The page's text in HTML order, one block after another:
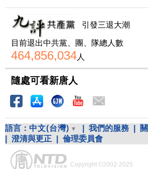
引發三退大潮
目前退出中共黨、團、隊總人數
464,856,034人
隨處可看新唐人
語言： 中文(台灣) 我們的服務
澄清與更正 倫理委員會
Copyright ©2002-2025